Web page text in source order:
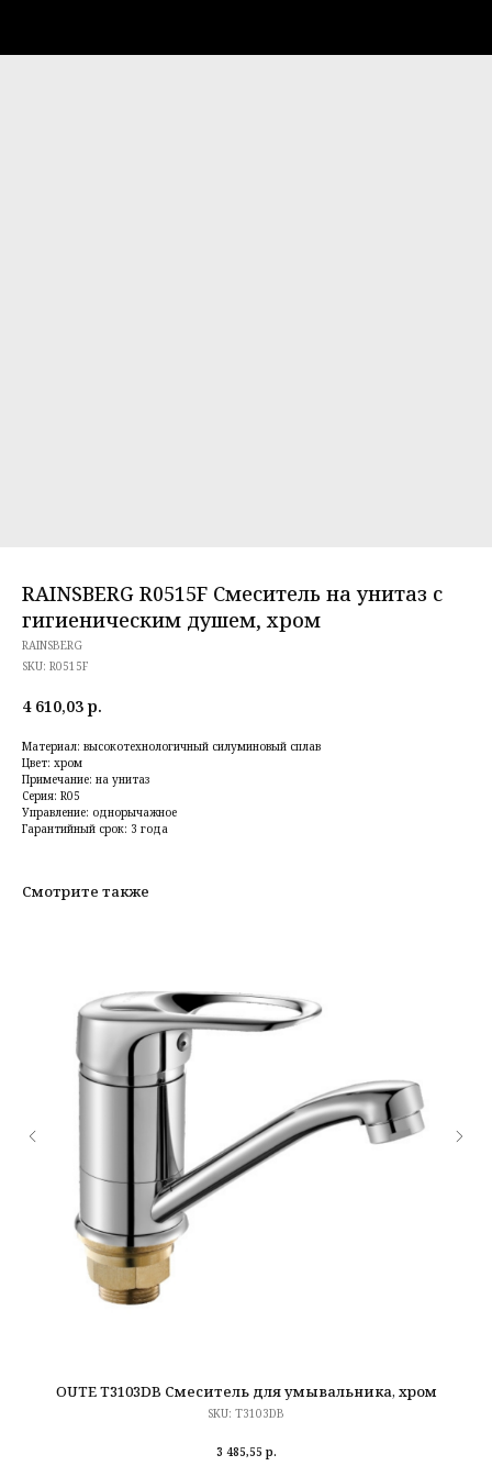
RAINSBERG R0515F Смеситель на унитаз с
гигиеническим душем, хром
RAINSBERG
SKU: R0515F
4 610,03 р.
Материал: высокотехнологичный силуминовый сплав
Цвет: хром
Примечание: на унитаз
Серия: R05
Управление: однорычажное
Гарантийный срок: 3 года
Смотрите также
OUTE T3103DB Смеситель для умывальника, хром
SKU: T3103DB
3 485,55 р.